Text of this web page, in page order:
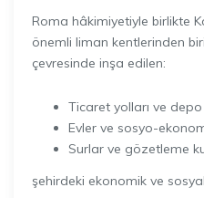
Roma hâkimiyetiyle birlikte
önemli liman kentlerinden
çevresinde inşa edilen:
Ticaret yolları ve depo
Evler ve sosyo-
Surlar ve gözetleme
şehirdeki ekonomik ve